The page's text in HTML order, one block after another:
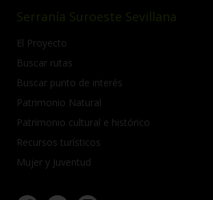
Serranía Suroeste Sevillana
El Proyecto
Buscar rutas
Buscar punto de interés
Patrimonio Natural
Patrimonio cultural e histórico
Recursos turísticos
Mujer y Juventud